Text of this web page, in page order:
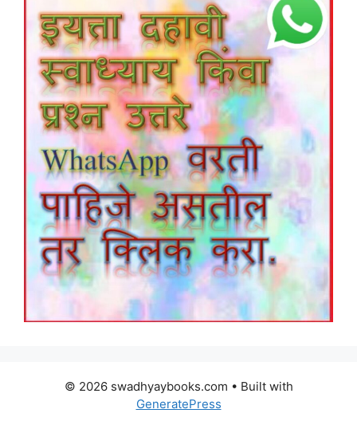
© 2026 swadhyaybooks.com • Built with
GeneratePress